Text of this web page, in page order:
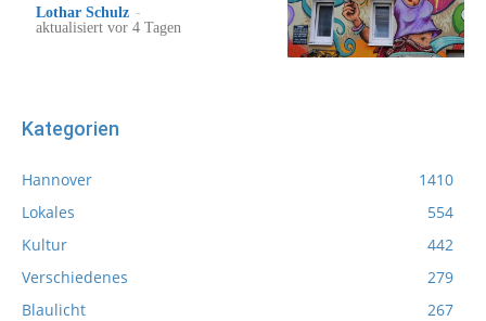
Lothar Schulz -
aktualisiert vor 4 Tagen
Kategorien
Hannover
1410
Lokales
554
Kultur
442
Verschiedenes
279
Blaulicht
267